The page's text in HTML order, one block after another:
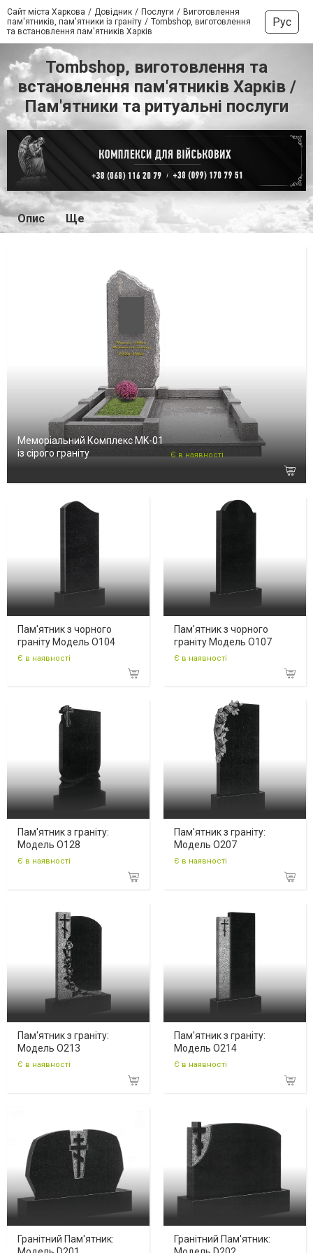
Сайт міста Харкова Довідник Послуги
Виготовлення
пам'ятників, пам'ятники із граніту
Tombshop, виготовлення
та встановлення пам'ятників Харків
Рус
Tombshop, виготовлення та
встановлення пам'ятників Харків /
Пам'ятники та ритуальні послуги
Опис Ще
Меморіальний Комплекс MK-01
із сірого граніту
Є в наявності
Пам'ятник з чорного
граніту Модель O104
Є в наявності
Пам'ятник з чорного
граніту Модель O107
Є в наявності
Пам'ятник з граніту:
Модель O128
Є в наявності
Пам'ятник з граніту:
Модель O207
Є в наявності
Пам'ятник з граніту:
Модель O213
Є в наявності
Пам'ятник з граніту:
Модель O214
Є в наявності
Гранітний Пам'ятник:
Гранітний Пам'ятник: